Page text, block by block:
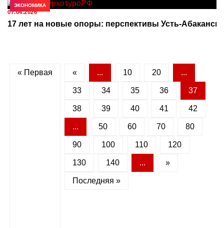
ОБЩЕСТВО
ЭКОНОМИКА
07.04.2026
17 лет на новые опоры: перспективы
« Первая « ... 10 20 ...
33 34 35 36 37
38 39 40 41 42
... 50 60 70 80
90 100 110 120
130 140 ... »
Последняя »